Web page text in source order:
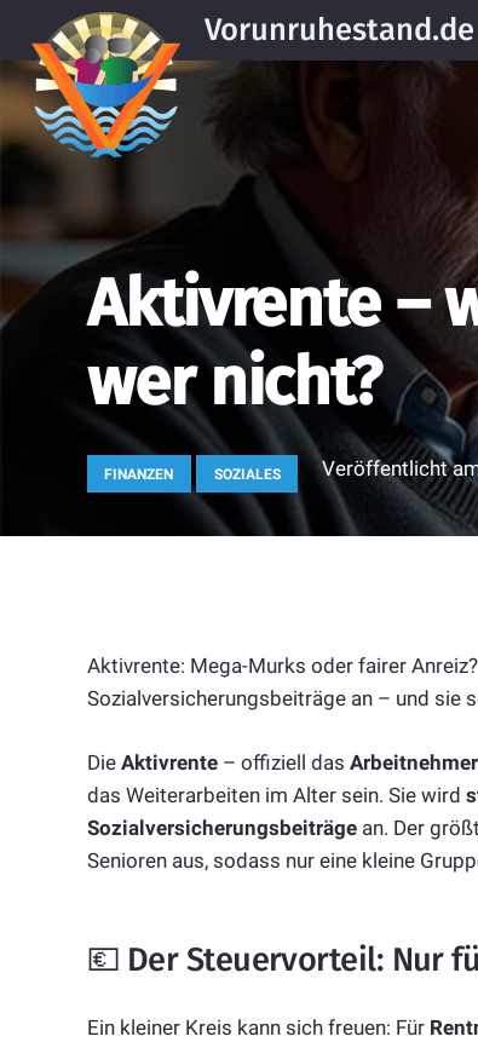
Vorunruhestand.de
Aktivrente –
wer nicht?
FINANZEN SOZIALES Veröffentlicht
Aktivrente: Mega-Murks oder fairer
Sozialversicherungsbeiträge an – und sie
Die Aktivrente – offiziell das
das Weiterarbeiten im Alter sein. Sie wird
Sozialversicherungsbeiträge an. Der
Senioren aus, sodass nur eine kleine
💶 Der Steuervorteil: Nur
Ein kleiner Kreis kann sich freuen: Für